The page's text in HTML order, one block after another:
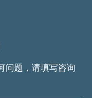
问题，请填写咨询